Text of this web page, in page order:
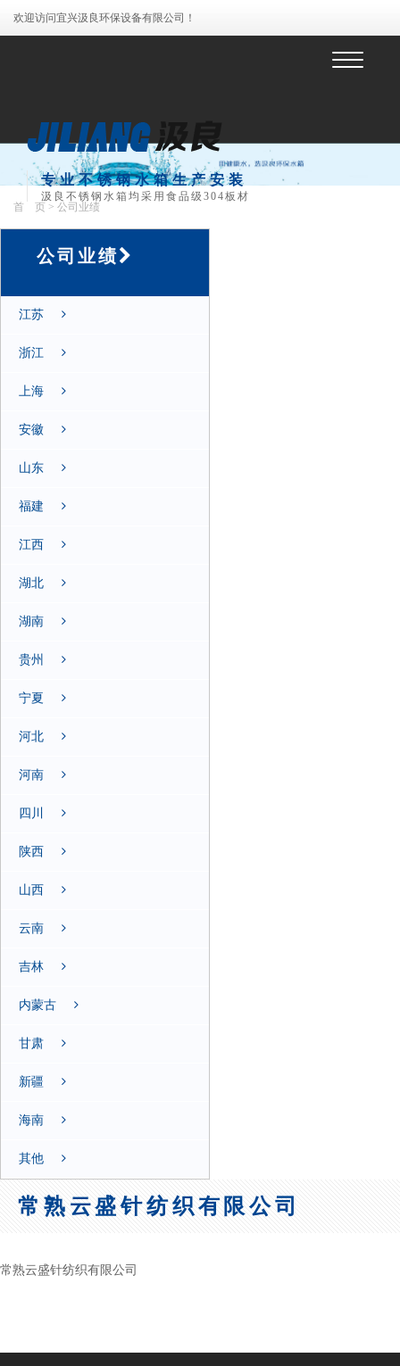
欢迎访问宜兴汲良环保设备有限公司！
菜
专业不锈钢水箱生产安装
汲良不锈钢水箱均采用食品级304板材
首 页 > 公司业绩
公司业绩
江苏
浙江
上海
安徽
山东
福建
江西
湖北
湖南
贵州
宁夏
河北
河南
四川
陕西
山西
云南
吉林
内蒙古
甘肃
新疆
海南
其他
常熟云盛针纺织有限公司
常熟云盛针纺织有限公司